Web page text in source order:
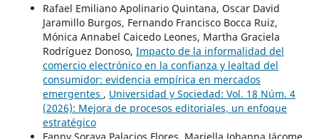
Rafael Emiliano Apolinario Quintana, Oscar David
Jaramillo Burgos, Fernando Francisco Bocca Ruiz,
Mónica Annabel Caicedo Leones, Martha Graciela
Rodríguez Donoso, Impacto de la informalidad del
comercio electrónico en la confianza y lealtad del
consumidor: evidencia empírica en mercados
emergentes , Universidad y Sociedad: Vol. 18 Núm. 4
(2026): Mejora de procesos editoriales, un enfoque
estratégico
Fanny Soraya Palacios Flores, Mariella Johanna Jácome